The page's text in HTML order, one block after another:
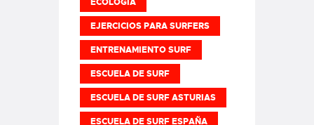
EJERCICIOS PARA SURFERS
ENTRENAMIENTO SURF
ESCUELA DE SURF
ESCUELA DE SURF ASTURIAS
ESCUELA DE SURF ESPAÑA